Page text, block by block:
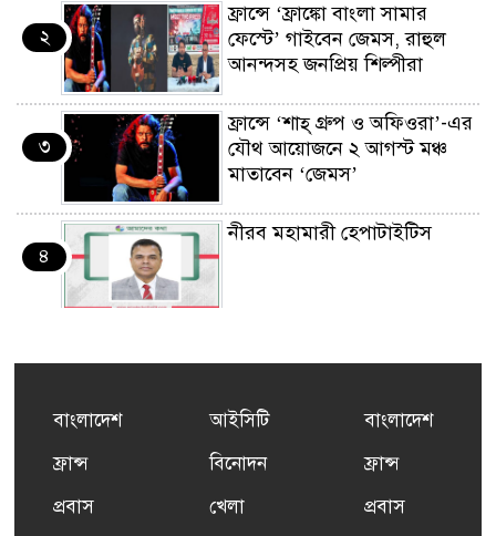
২
ফ্রান্সে ‘ফ্রাঙ্কো বাংলা সামার
ফেস্টে’ গাইবেন জেমস, রাহুল
আনন্দসহ জনপ্রিয় শিল্পীরা
৩
ফ্রান্সে ‘শাহ্ গ্রুপ ও অফিওরা’-এর
যৌথ আয়োজনে ২ আগস্ট মঞ্চ
মাতাবেন ‘জেমস’
৪
নীরব মহামারী হেপাটাইটিস
৫
এর সম্পূর্ণ বিনামূল্যের সুশি
ফ্রান্সসহ ইউরোপীয় দেশসমূহে
দাবদাহ: কারণ, প্রভাব ও করণীয়
বাংলাদেশ
ফ্রান্স
প্রবাস
আইসিটি
বিনোদন
খেলা
বাংলাদেশ
ফ্রান্স
প্রবাস